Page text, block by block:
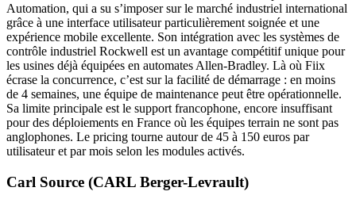
Automation, qui a su s’imposer sur le marché industriel international
grâce à une interface utilisateur particulièrement soignée et une
expérience mobile excellente. Son intégration avec les systèmes de
contrôle industriel Rockwell est un avantage compétitif unique pour
les usines déjà équipées en automates Allen-Bradley. Là où Fiix
écrase la concurrence, c’est sur la facilité de démarrage : en moins
de 4 semaines, une équipe de maintenance peut être opérationnelle.
Sa limite principale est le support francophone, encore insuffisant
pour des déploiements en France où les équipes terrain ne sont pas
anglophones. Le pricing tourne autour de 45 à 150 euros par
utilisateur et par mois selon les modules activés.
Carl Source (CARL Berger-Levrault)